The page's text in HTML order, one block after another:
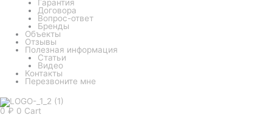
Гарантия
Договора
Вопрос-ответ
Бренды
Объекты
Отзывы
Полезная информация
Статьи
Видео
Контакты
Перезвоните мне
0 ₽ 0 Cart